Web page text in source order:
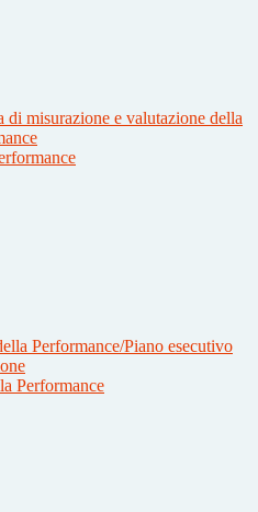
di misurazione e valutazione della
Performance/Piano esecutivo
Performance